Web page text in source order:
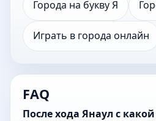
Города на букву Я
Играть в города онлайн
FAQ
После хода Янаул с